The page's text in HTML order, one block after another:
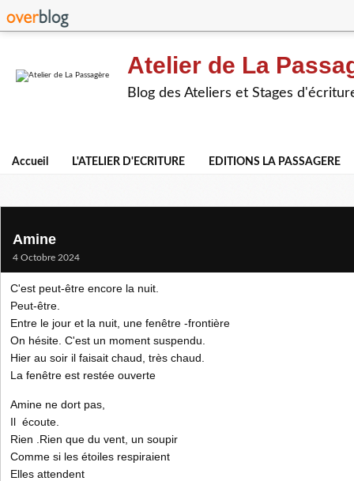
Atelier de La
Blog des Ateliers et Stages
Accueil L'ATELIER D'ECRITURE EDITIONS LA PASSAGERE
Amine
4 Octobre 2024
C'est peut-être encore la nuit.
Peut-être.
Entre le jour et la nuit, une fenêtre -frontière
On hésite. C'est un moment suspendu.
Hier au soir il faisait chaud, très chaud.
La fenêtre est restée ouverte
Amine ne dort pas,
Il écoute.
Rien .Rien que du vent, un soupir
Comme si les étoiles respiraient
Elles attendent